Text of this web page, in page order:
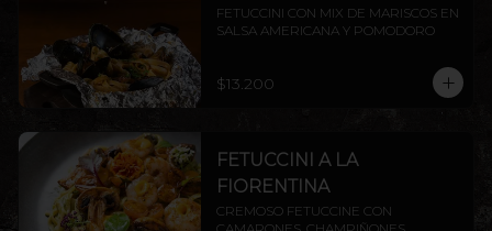
FETUCCINI CON MIX DE MARISCOS EN
SALSA AMERICANA Y POMODORO
$13.200
FETUCCINI A LA
FIORENTINA
CREMOSO FETUCCINE CON